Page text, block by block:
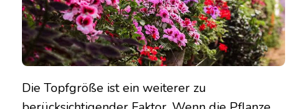
Die Topfgröße ist ein weiterer zu